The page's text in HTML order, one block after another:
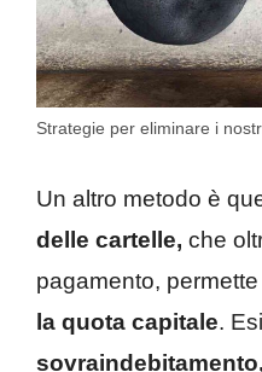
Strategie per eliminare i
Un altro metodo è
delle cartelle, che
pagamento, permette
la quota capitale.
sovraindebitamento,